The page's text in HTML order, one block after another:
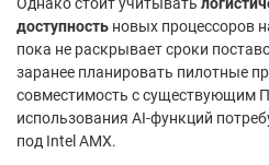
Однако стоит учитывать
доступность новых процессоров
пока не раскрывает сроки
заранее планировать пилотные
совместимость с существующим
использования AI-функций
под Intel AMX.